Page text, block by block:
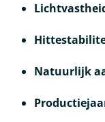
Natuurlijk